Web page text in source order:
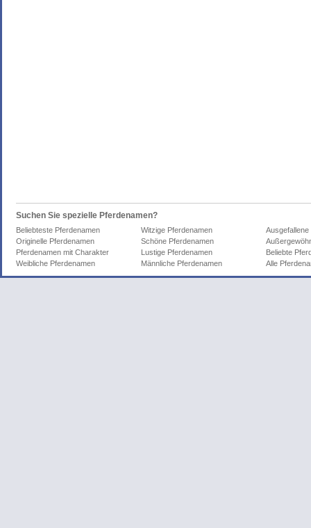
Suchen Sie spezielle Pferdenamen?
Beliebteste Pferdenamen Witzige Pferdenamen
Originelle Pferdenamen
Schöne Pferdenamen
Pferdenamen mit Charakter
Lustige Pferdenamen
Beliebte
Weibliche Pferdenamen
Männliche Pferdenamen Alle